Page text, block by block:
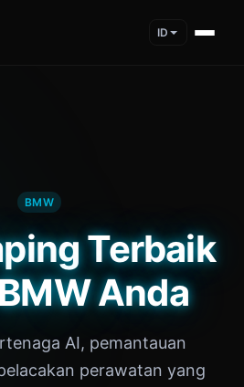
ID
BMW
Terbaik
Anda
AI, pemantauan
perawatan yang